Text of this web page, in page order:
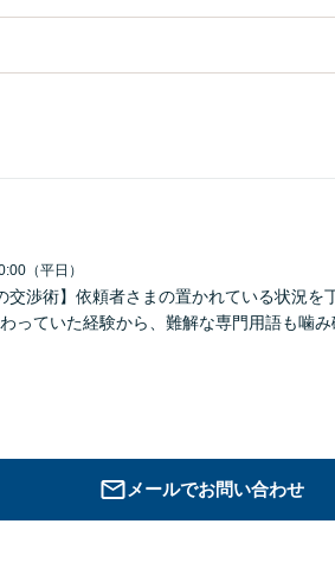
（平日）
交渉術】依頼者さまの置かれている状況を
っていた経験から、難解な専門用語も噛み
メールでお問い合わせ